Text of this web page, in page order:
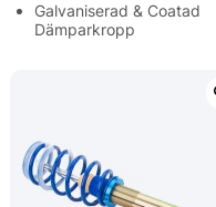
Galvaniserad & Coatad
Dämparkropp